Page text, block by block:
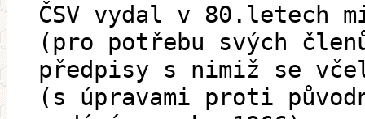
ČSV vydal v 80.letech
(pro potřebu svých
předpisy s nimiž se
(s úpravami proti